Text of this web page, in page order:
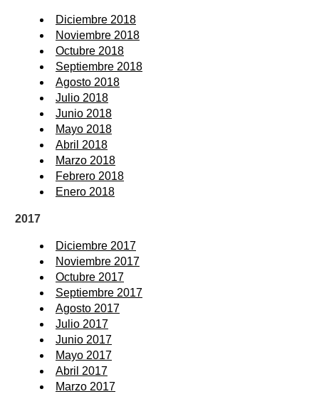
Diciembre 2018
Noviembre 2018
Octubre 2018
Septiembre 2018
Agosto 2018
Julio 2018
Junio 2018
Mayo 2018
Abril 2018
Marzo 2018
Febrero 2018
Enero 2018
2017
Diciembre 2017
Noviembre 2017
Octubre 2017
Septiembre 2017
Agosto 2017
Julio 2017
Junio 2017
Mayo 2017
Abril 2017
Marzo 2017